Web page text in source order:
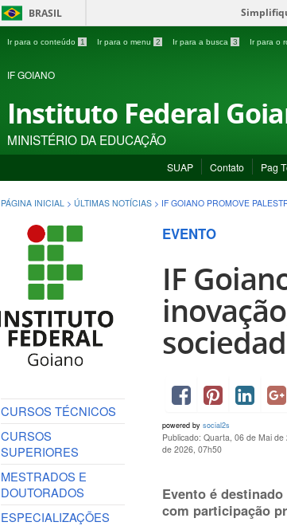
BRASIL
Ir para o conteúdo 1 Ir para o menu 2 Ir para a busca 3 Ir para o
IF GOIANO
Instituto Federal
MINISTÉRIO DA EDUCAÇÃO
SUAP Contato Pag
PÁGINA INICIAL > ÚLTIMAS NOTÍCIAS > IF GOIANO PROMOVE
CURSOS TÉCNICOS
CURSOS
SUPERIORES
MESTRADOS E
DOUTORADOS
ESPECIALIZAÇÕES
EVENTO
IF
powered by social2s
Publicado: Quarta, 06 de Mai
de 2026, 07h50
Evento é
com participação